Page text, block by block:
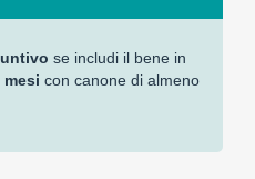
se includi il bene in
mesi con canone di almeno